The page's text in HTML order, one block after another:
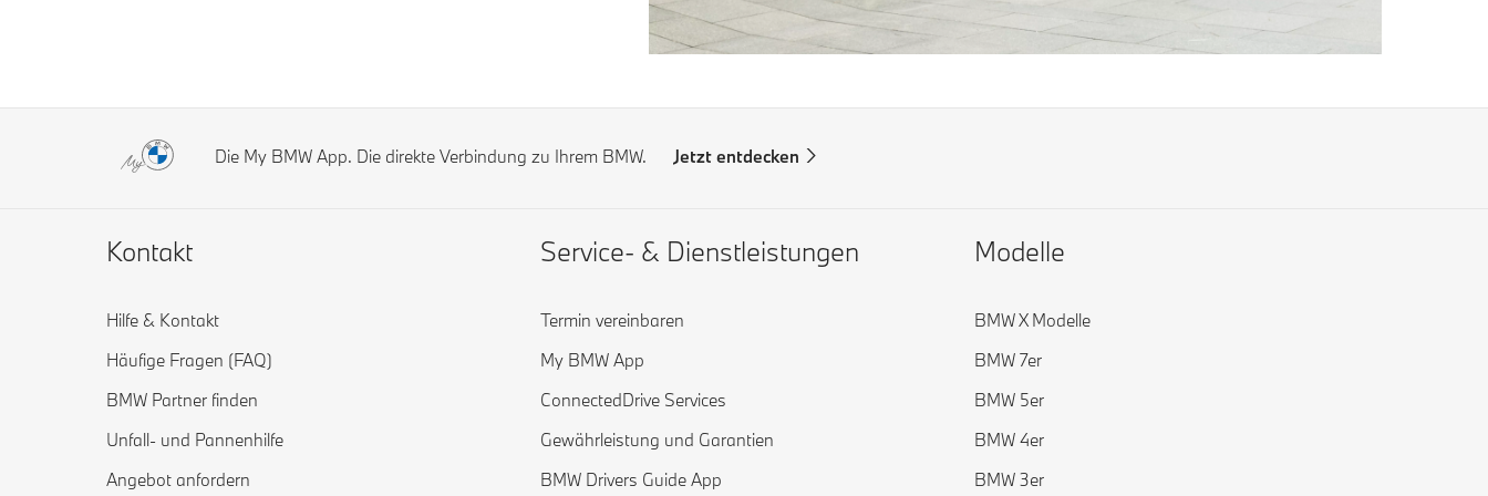
Die My BMW App. Die direkte Verbindung zu Ihrem BMW. Jetzt entdecken
Kontakt
Hilfe & Kontakt
Häufige Fragen (FAQ)
BMW Partner finden
Unfall- und Pannenhilfe
Angebot anfordern
Service- & Dienstleistungen
Termin vereinbaren
My BMW App
ConnectedDrive Services
Gewährleistung und Garantien
BMW Drivers Guide App
Modelle
BMW X Modelle
BMW 7er
BMW 5er
BMW 4er
BMW 3er